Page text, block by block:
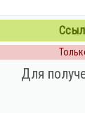
Для